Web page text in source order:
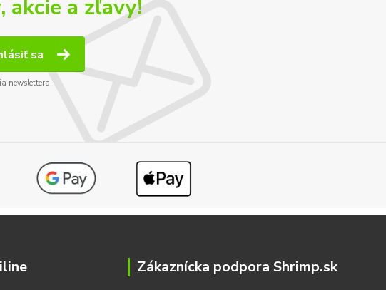
akcie a zľavy!
sa
newslettera.
Zákaznícka podpora Shrimp.sk